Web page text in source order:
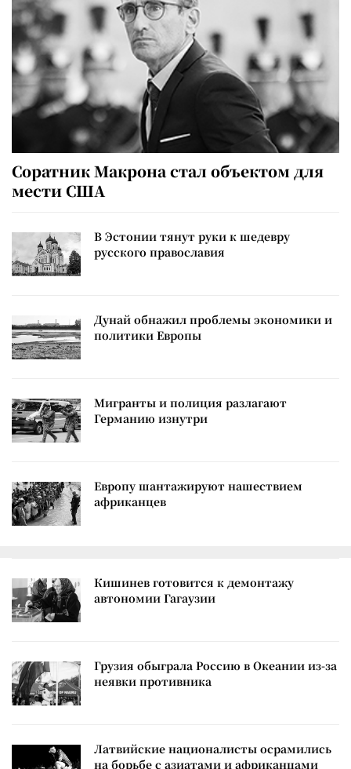
Соратник Макрона стал объектом для
мести США
В Эстонии тянут руки к шедевру
русского православия
Дунай обнажил проблемы экономики и
политики Европы
Мигранты и полиция разлагают
Германию изнутри
Европу шантажируют нашествием
африканцев
Кишинев готовится к демонтажу
автономии Гагаузии
Грузия обыграла Россию в Океании из-за
неявки противника
Латвийские националисты осрамились
на борьбе с азиатами и африканцами